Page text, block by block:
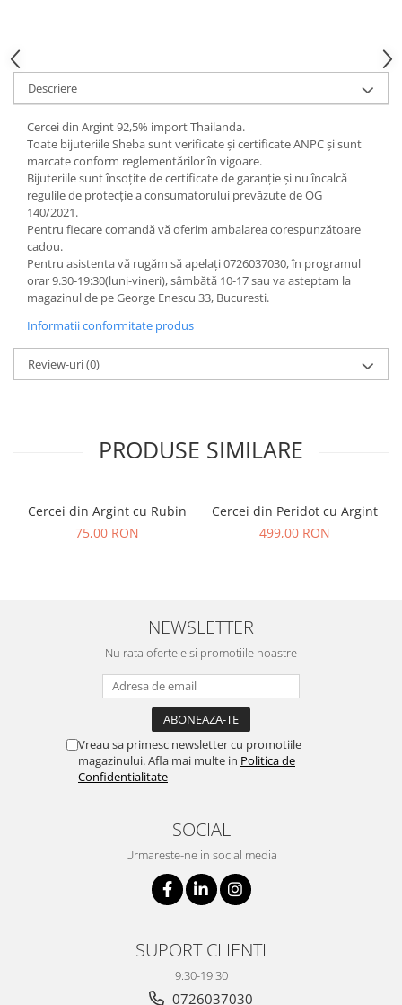
Descriere
Cercei din Argint 92,5% import Thailanda.
Toate bijuteriile Sheba sunt verificate şi certificate ANPC și sunt
marcate conform reglementărilor în vigoare.
Bijuteriile sunt însoţite de certificate de garanţie și nu încalcă
regulile de protecție a consumatorului prevăzute de OG
140/2021.
Pentru fiecare comandă vă oferim ambalarea corespunzătoare
cadou.
Pentru asistenta vă rugăm să apelați 0726037030, în programul
orar 9.30-19:30(luni-vineri), sâmbătă 10-17 sau va asteptam la
magazinul de pe George Enescu 33, Bucuresti.
Informatii conformitate produs
Review-uri(0)
PRODUSE SIMILARE
Cercei din Argint cu Rubin
75,00 RON
Cercei din Peridot cu Argint
499,00 RON
NEWSLETTER
Nu rata ofertele si promotiile noastre
Vreau sa primesc newsletter cu promotiile
magazinului. Afla mai multe in Politica de
Confidentialitate
SOCIAL
Urmareste-ne in social media
SUPORT CLIENTI
9:30-19:30
0726037030